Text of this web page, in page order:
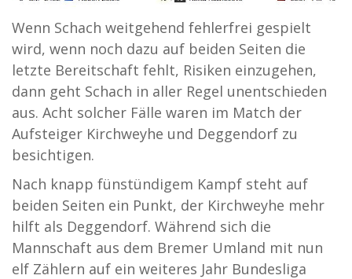
Wenn Schach weitgehend fehlerfrei gespielt
wird, wenn noch dazu auf beiden Seiten die
letzte Bereitschaft fehlt, Risiken einzugehen,
dann geht Schach in aller Regel unentschieden
aus. Acht solcher Fälle waren im Match der
Aufsteiger Kirchweyhe und Deggendorf zu
besichtigen.
Nach knapp fünstündigem Kampf steht auf
beiden Seiten ein Punkt, der Kirchweyhe mehr
hilft als Deggendorf. Während sich die
Mannschaft aus dem Bremer Umland mit nun
elf Zählern auf ein weiteres Jahr Bundesliga